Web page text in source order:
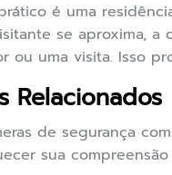
é uma
se aproxima,
ou uma visita. Isso
Relacionados
de segurança
sua